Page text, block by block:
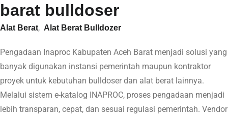
barat bulldoser
Alat Berat, Alat Berat Bulldozer
Pengadaan Inaproc Kabupaten Aceh Barat menjadi solusi yang
banyak digunakan instansi pemerintah maupun kontraktor
proyek untuk kebutuhan bulldoser dan alat berat lainnya.
Melalui sistem e-katalog INAPROC, proses pengadaan menjadi
lebih transparan, cepat, dan sesuai regulasi pemerintah. Vendor